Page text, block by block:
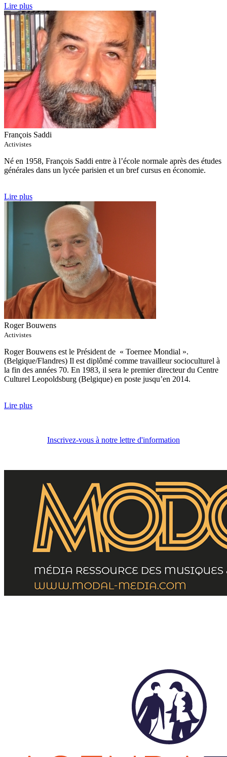
Lire plus
François Saddi
Activistes
Né en 1958, François Saddi entre à l’école normale après des études
générales dans un lycée parisien et un bref cursus en économie.
Lire plus
Roger Bouwens
Activistes
Roger Bouwens est le Président de « Toernee Mondial ».
(Belgique/Flandres) Il est diplômé comme travailleur socioculturel à
la fin des années 70. En 1983, il sera le premier directeur du Centre
Culturel Leopoldsburg (Belgique) en poste jusqu’en 2014.
Lire plus
Inscrivez-vous à notre lettre d'information